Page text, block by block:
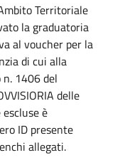
Territoriale
la graduatoria
al voucher per la
di cui alla
n. 1406 del
delle
è
ID presente
allegati.